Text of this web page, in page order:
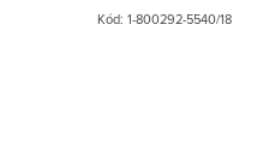
Kód: 1-800292-5540/18